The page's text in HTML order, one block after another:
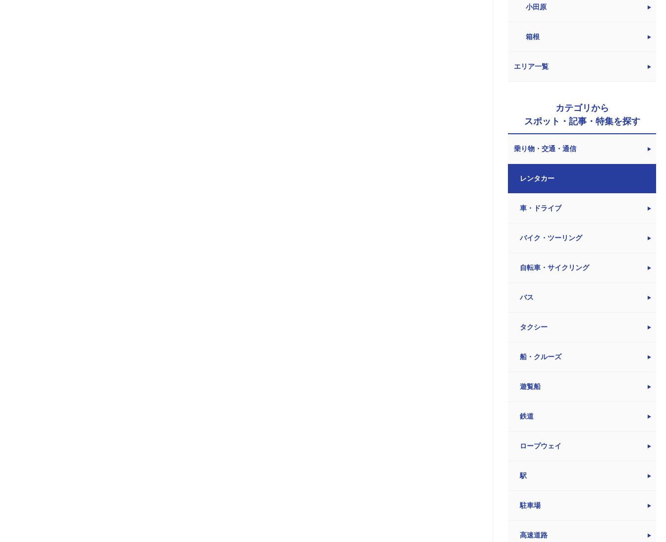
小田原
箱根
エリア一覧
カテゴリから
スポット・記事・特集を探す
乗り物・交通・通信
レンタカー
車・ドライブ
バイク・ツーリング
自転車・サイクリング
バス
タクシー
船・クルーズ
遊覧船
鉄道
ロープウェイ
駅
駐車場
高速道路